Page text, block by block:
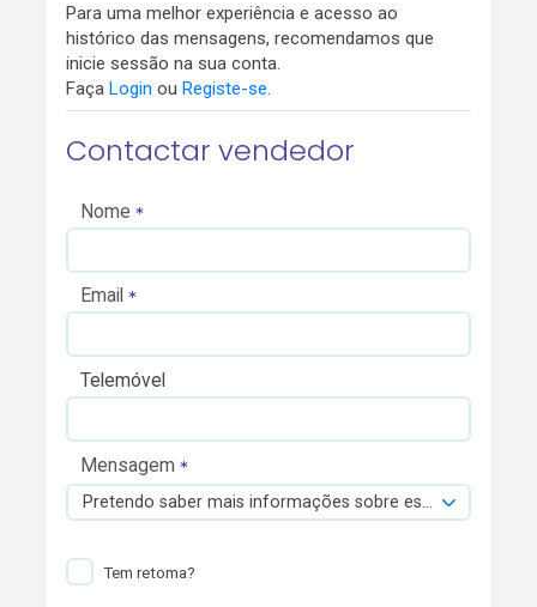
Para uma melhor experiência e acesso ao
histórico das mensagens, recomendamos que
inicie sessão na sua conta.
Faça Login ou Registe-se.
Contactar vendedor
Nome
Email
Telemóvel
Mensagem
Pretendo saber mais informações sobre esta viatura.
Tem retoma?